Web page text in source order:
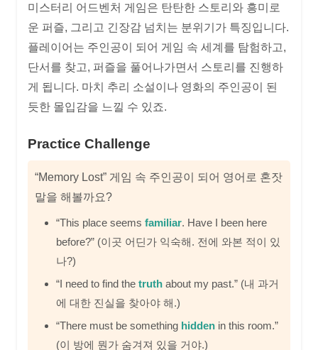
미스터리 어드벤처 게임은 탄탄한 스토리와 흥미로
운 퍼즐, 그리고 긴장감 넘치는 분위기가 특징입니다.
플레이어는 주인공이 되어 게임 속 세계를 탐험하고,
단서를 찾고, 퍼즐을 풀어나가면서 스토리를 진행하
게 됩니다. 마치 추리 소설이나 영화의 주인공이 된
듯한 몰입감을 느낄 수 있죠.
Practice Challenge
“Memory Lost” 게임 속 주인공이 되어 영어로 혼잣
말을 해볼까요?
“This place seems familiar. Have I been here
before?” (이곳 어딘가 익숙해. 전에 와본 적이 있
나?)
“I need to find the truth about my past.” (내 과거
에 대한 진실을 찾아야 해.)
“There must be something hidden in this room.”
(이 방에 뭔가 숨겨져 있을 거야.)